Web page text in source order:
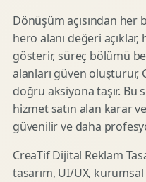
Dönüşüm açısından
hero alanı değeri
gösterir, süreç bölümü
alanları güven oluşturur,
doğru aksiyona taşır. Bu
hizmet satın alan karar
güvenilir ve daha
CreaTif Dijital Reklam
tasarım, UI/UX,